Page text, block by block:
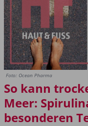
Foto: Ocean Pharma
So kann
Meer:
besonderen